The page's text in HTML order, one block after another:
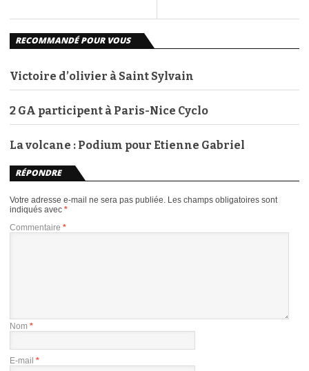
RECOMMANDÉ POUR VOUS
Victoire d’olivier à Saint Sylvain
2 GA participent à Paris-Nice Cyclo
La volcane : Podium pour Etienne Gabriel
RÉPONDRE
Votre adresse e-mail ne sera pas publiée. Les champs obligatoires sont
indiqués avec *
Commentaire *
Nom *
E-mail *